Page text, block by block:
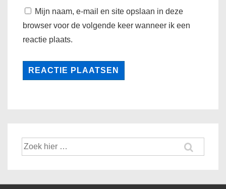
Mijn naam, e-mail en site opslaan in deze
browser voor de volgende keer wanneer ik een
reactie plaats.
Zoek
naar: